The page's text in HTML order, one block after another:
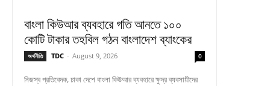
বাংলা কিউআর ব্যবহারে গতি আনতে ১০০
কোটি টাকার তহবিল গঠন বাংলাদেশ ব্যাংকের
অর্থনীতি TDC - August 9, 2026 0
নিজস্ব প্রতিবেদক, ঢাকা দেশে বাংলা কিউআর ব্যবহারে ক্ষুদ্র ব্যবসায়ীদের